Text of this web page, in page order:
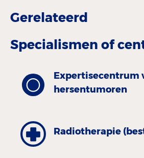
Gerelateerd
Specialismen of
Expertisecentrum
hersentumoren
Radiotherapie